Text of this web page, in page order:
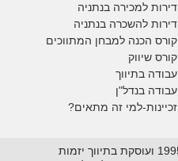
דירות למכירה בנתניה
דירות להשכרה בנתניה
קורס הכנה למבחן המתווכים
קורס שיווק
עבודה בתיווך
עבודה בנדל"ן
זכיינות-למי זה מתאים?
רשת "אל-הנכס" נוסדה בשנת 1995 ועוסקת בתיווך יזמות